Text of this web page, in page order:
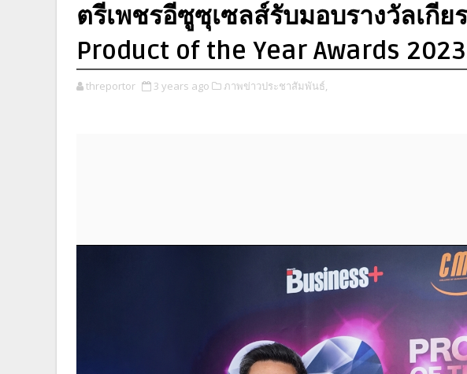
ตรีเพชรอีซูซุเซลส์รับมอบรางวัลเกี
Product of the Year Awards
threportor 3 years ago ภาพข่าวประชาสัมพันธ์,